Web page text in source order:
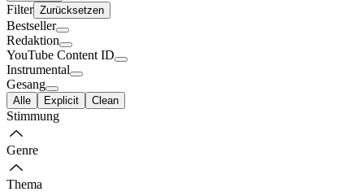
Filter Zurücksetzen
Bestseller
Redaktion
YouTube Content ID
Instrumental
Gesang
Alle Explicit Clean
Stimmung
Genre
Thema